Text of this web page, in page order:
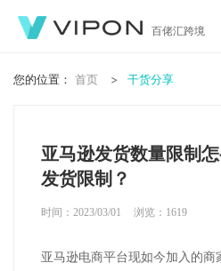
百佬汇跨境
您的位置： 首页 干货分享
亚马逊发货数量限制
发货限制？
时间：2023/03/01 浏览： 1619
亚马逊电商平台现如今加入的商